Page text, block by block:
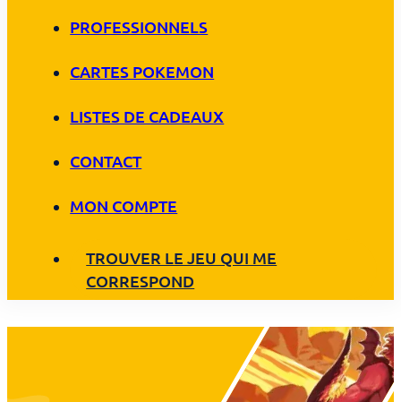
PROFESSIONNELS
CARTES POKEMON
LISTES DE CADEAUX
CONTACT
MON COMPTE
TROUVER LE JEU QUI ME
CORRESPOND